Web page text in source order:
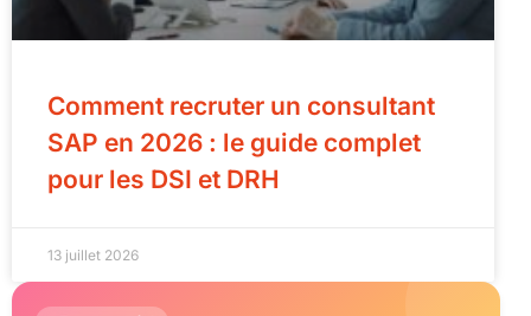
Comment recruter un consultant
SAP en 2026 : le guide complet
pour les DSI et DRH
13 juillet 2026